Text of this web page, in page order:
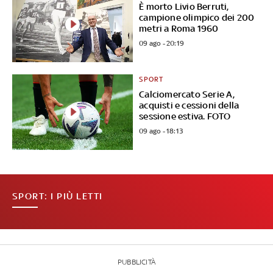
È morto Livio Berruti,
campione olimpico dei 200
metri a Roma 1960
09 ago - 20:19
Calciomercato Serie A,
acquisti e cessioni della
sessione estiva. FOTO
SPORT
09 ago - 18:13
SPORT: I PIÙ LETTI
PUBBLICITÀ